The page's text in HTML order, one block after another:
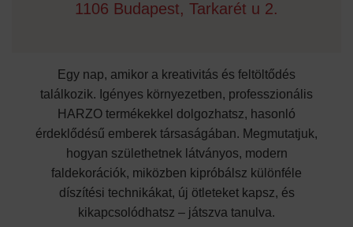
1106 Budapest, Tarkarét u 2.
Egy nap, amikor a kreativitás és feltöltődés
találkozik. Igényes környezetben, professzionális
HARZO termékekkel dolgozhatsz, hasonló
érdeklődésű emberek társaságában. Megmutatjuk,
hogyan születhetnek látványos, modern
faldekorációk, miközben kipróbálsz különféle
díszítési technikákat, új ötleteket kapsz, és
kikapcsolódhatsz – játszva tanulva.